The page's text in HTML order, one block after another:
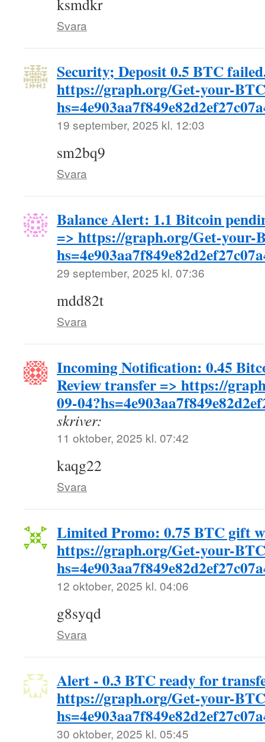
ksmdkr
Svara
Security; Deposit 0.5 BTC
https://graph.org/Get-your-
19 september, 2025 kl. 12:03
sm2bq9
Svara
Balance Alert: 1.1 Bitcoin
=> https://graph.org/Get-your-
29 september, 2025 kl. 07:36
mdd82t
Svara
Incoming Notification: 0.45
Review transfer => https://
09-
skriver:
11 oktober, 2025 kl. 07:42
kaqg22
Svara
Limited Promo: 0.75 BTC gift
https://graph.org/Get-your-
12 oktober, 2025 kl. 04:06
g8syqd
Svara
Alert - 0.3 BTC ready for
https://graph.org/Get-your-
30 oktober, 2025 kl. 05:45